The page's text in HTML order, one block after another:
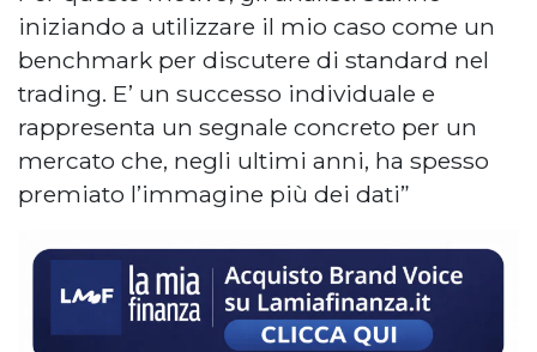
iniziando a utilizzare il mio caso come un
benchmark per discutere di standard nel
trading. E’ un successo individuale e
rappresenta un segnale concreto per un
mercato che, negli ultimi anni, ha spesso
premiato l’immagine più dei dati”